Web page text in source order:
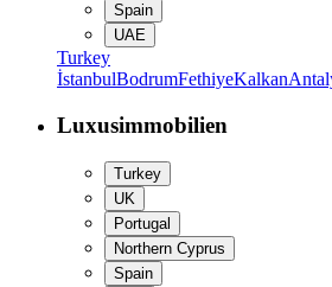
Spain
UAE
Turkey
İstanbulBodrumFethiyeKalkan
Luxusimmobilien
Turkey
UK
Portugal
Northern Cyprus
Spain